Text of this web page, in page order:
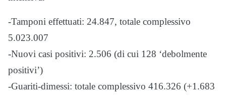
-Tamponi effettuati: 24.847, totale complessivo
5.023.007
-Nuovi casi positivi: 2.506 (di cui 128 ‘debolmente
positivi’)
-Guariti-dimessi: totale complessivo 416.326 (+1.683